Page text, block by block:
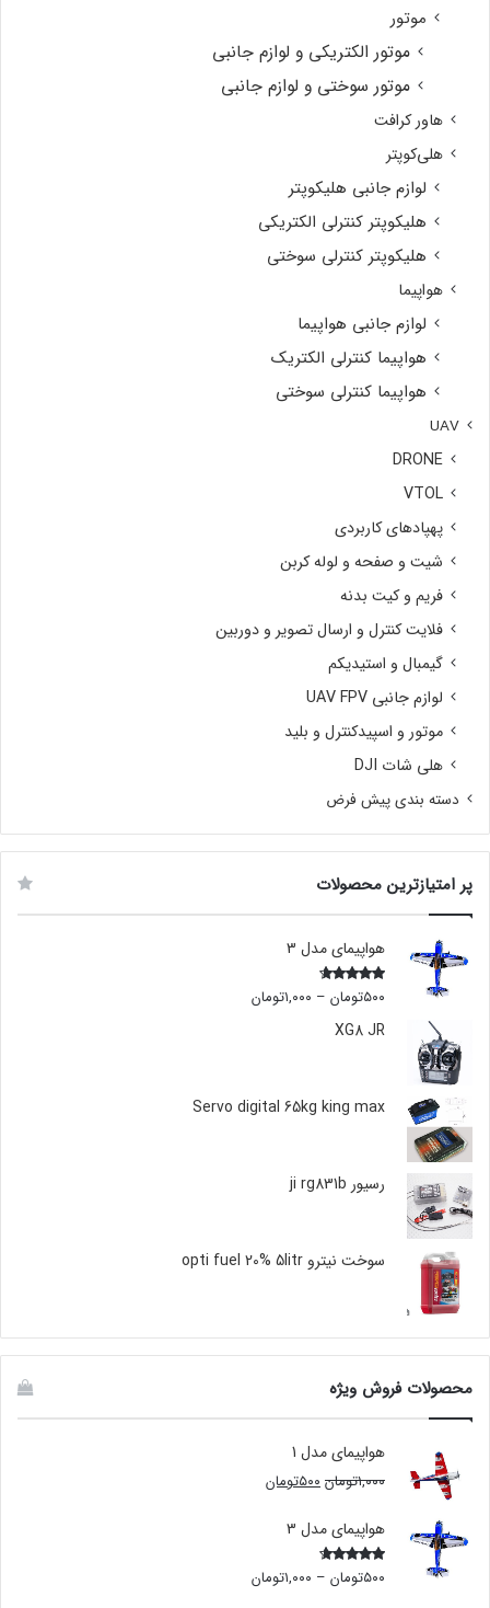
موتور
موتور الکتریکی و لوازم جانبی
موتور سوختی و لوازم جانبی
هاور کرافت
هلی‌کوپتر
لوازم جانبی هلیکوپتر
هلیکوپتر کنترلی الکتریکی
هلیکوپتر کنترلی سوختی
هواپیما
لوازم جانبی هواپیما
هواپیما کنترلی الکتریک
هواپیما کنترلی سوختی
UAV
DRONE
VTOL
پهپادهای کاربردی
شیت و صفحه و لوله کربن
فریم و کیت بدنه
فلایت کنترل و ارسال تصویر و دوربین
گیمبال و استیدیکم
لوازم جانبی UAV FPV
موتور و اسپیدکنترل و بلید
هلی شات DJI
دسته بندی پیش فرض
پر امتیازترین محصولات
هواپیمای مدل 3
Rated
4.00
of 5
۵۰۰تومان – ۱,۰۰۰تومان
XG8 JR
Servo digital 65kg king max
رسیور ji rg831b
سوخت نیترو opti fuel 20% 5litr
محصولات فروش ویژه
هواپیمای مدل 1
۱,۰۰۰تومان۵۰۰تومان
هواپیمای مدل 3
Rated
4.00
۵۰۰تومان – ۱,۰۰۰تومان